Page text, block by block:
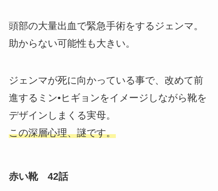
頭部の大量出血で緊急手術をするジェンマ。
助からない可能性も大きい。
ジェンマが死に向かっている事で、改めて前
進するミン•ヒギョンをイメージしながら靴を
デザインしまくる実母。
この深層心理、謎です。
赤い靴 42話